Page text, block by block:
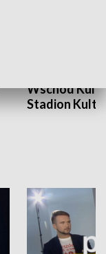
Wschód
Stadion